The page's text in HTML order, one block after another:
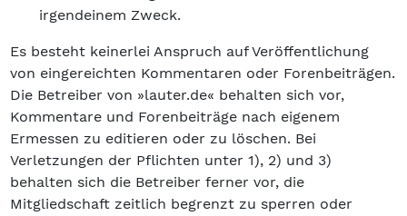
irgendeinem Zweck.
Es besteht keinerlei Anspruch auf Veröffentlichung
von eingereichten Kommentaren oder Forenbeiträgen.
Die Betreiber von »lauter.de« behalten sich vor,
Kommentare und Forenbeiträge nach eigenem
Ermessen zu editieren oder zu löschen. Bei
Verletzungen der Pflichten unter 1), 2) und 3)
behalten sich die Betreiber ferner vor, die
Mitgliedschaft zeitlich begrenzt zu sperren oder